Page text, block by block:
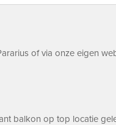
of via onze eigen
balkon op top locatie